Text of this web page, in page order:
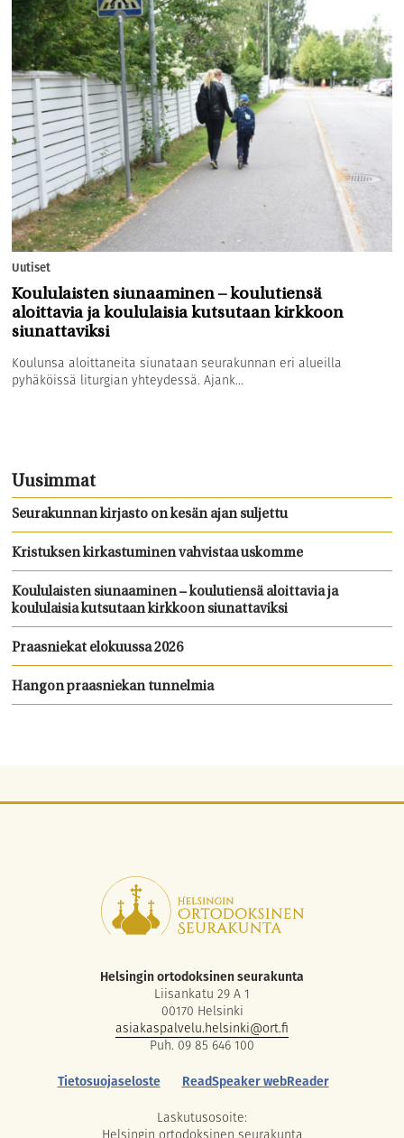
Uutiset
Koululaisten siunaaminen – koulutiensä
aloittavia ja koululaisia kutsutaan kirkkoon
siunattaviksi
Koulunsa aloittaneita siunataan seurakunnan eri alueilla
pyhäköissä liturgian yhteydessä. Ajank...
Uusimmat
Seurakunnan kirjasto on kesän ajan suljettu
Kristuksen kirkastuminen vahvistaa uskomme
Koululaisten siunaaminen – koulutiensä aloittavia ja
koululaisia kutsutaan kirkkoon siunattaviksi
Praasniekat elokuussa 2026
Hangon praasniekan tunnelmia
Helsingin ortodoksinen seurakunta
Liisankatu 29 A 1
00170 Helsinki
asiakaspalvelu.helsinki@ort.fi
Puh. 09 85 646 100
Tietosuojaseloste
ReadSpeaker webReader
Laskutusosoite: